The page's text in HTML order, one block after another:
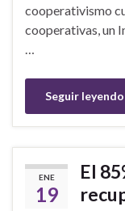
cooperativismo
cooperativas, un
…
Seguir leyendo
ENE
19
El